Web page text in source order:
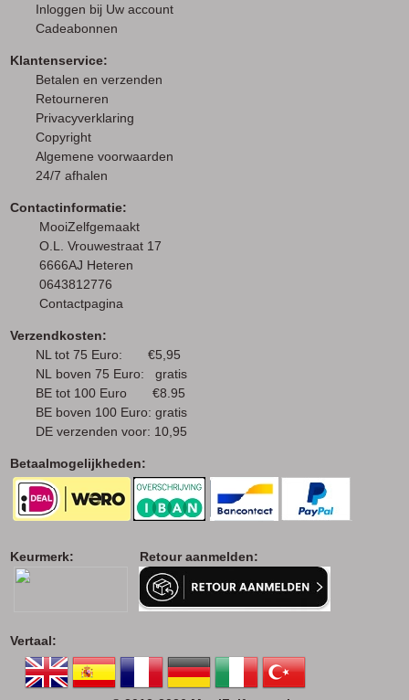
Inloggen bij Uw account
Cadeabonnen
Klantenservice:
Betalen en verzenden
Retourneren
Privacyverklaring
Copyright
Algemene voorwaarden
24/7 afhalen
Contactinformatie:
MooiZelfgemaakt
O.L. Vrouwestraat 17
6666AJ Heteren
0643812776
Contactpagina
Verzendkosten:
NL tot 75 Euro: €5,95
NL boven 75 Euro: gratis
BE tot 100 Euro €8.95
BE boven 100 Euro: gratis
DE verzenden voor: 10,95
Betaalmogelijkheden:
Keurmerk: Retour aanmelden:
Vertaal: